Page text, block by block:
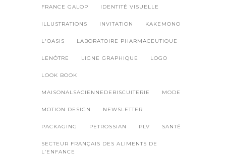
FRANCE GALOP IDENTITÉ VISUELLE
ILLUSTRATIONS INVITATION KAKEMONO
L'OASIS LABORATOIRE PHARMACEUTIQUE
LENÔTRE LIGNE GRAPHIQUE LOGO
LOOK BOOK
MAISONALSACIENNEDEBISCUITERIE MODE
MOTION DESIGN NEWSLETTER
PACKAGING PETROSSIAN PLV SANTÉ
SECTEUR FRANÇAIS DES ALIMENTS DE
L’ENFANCE